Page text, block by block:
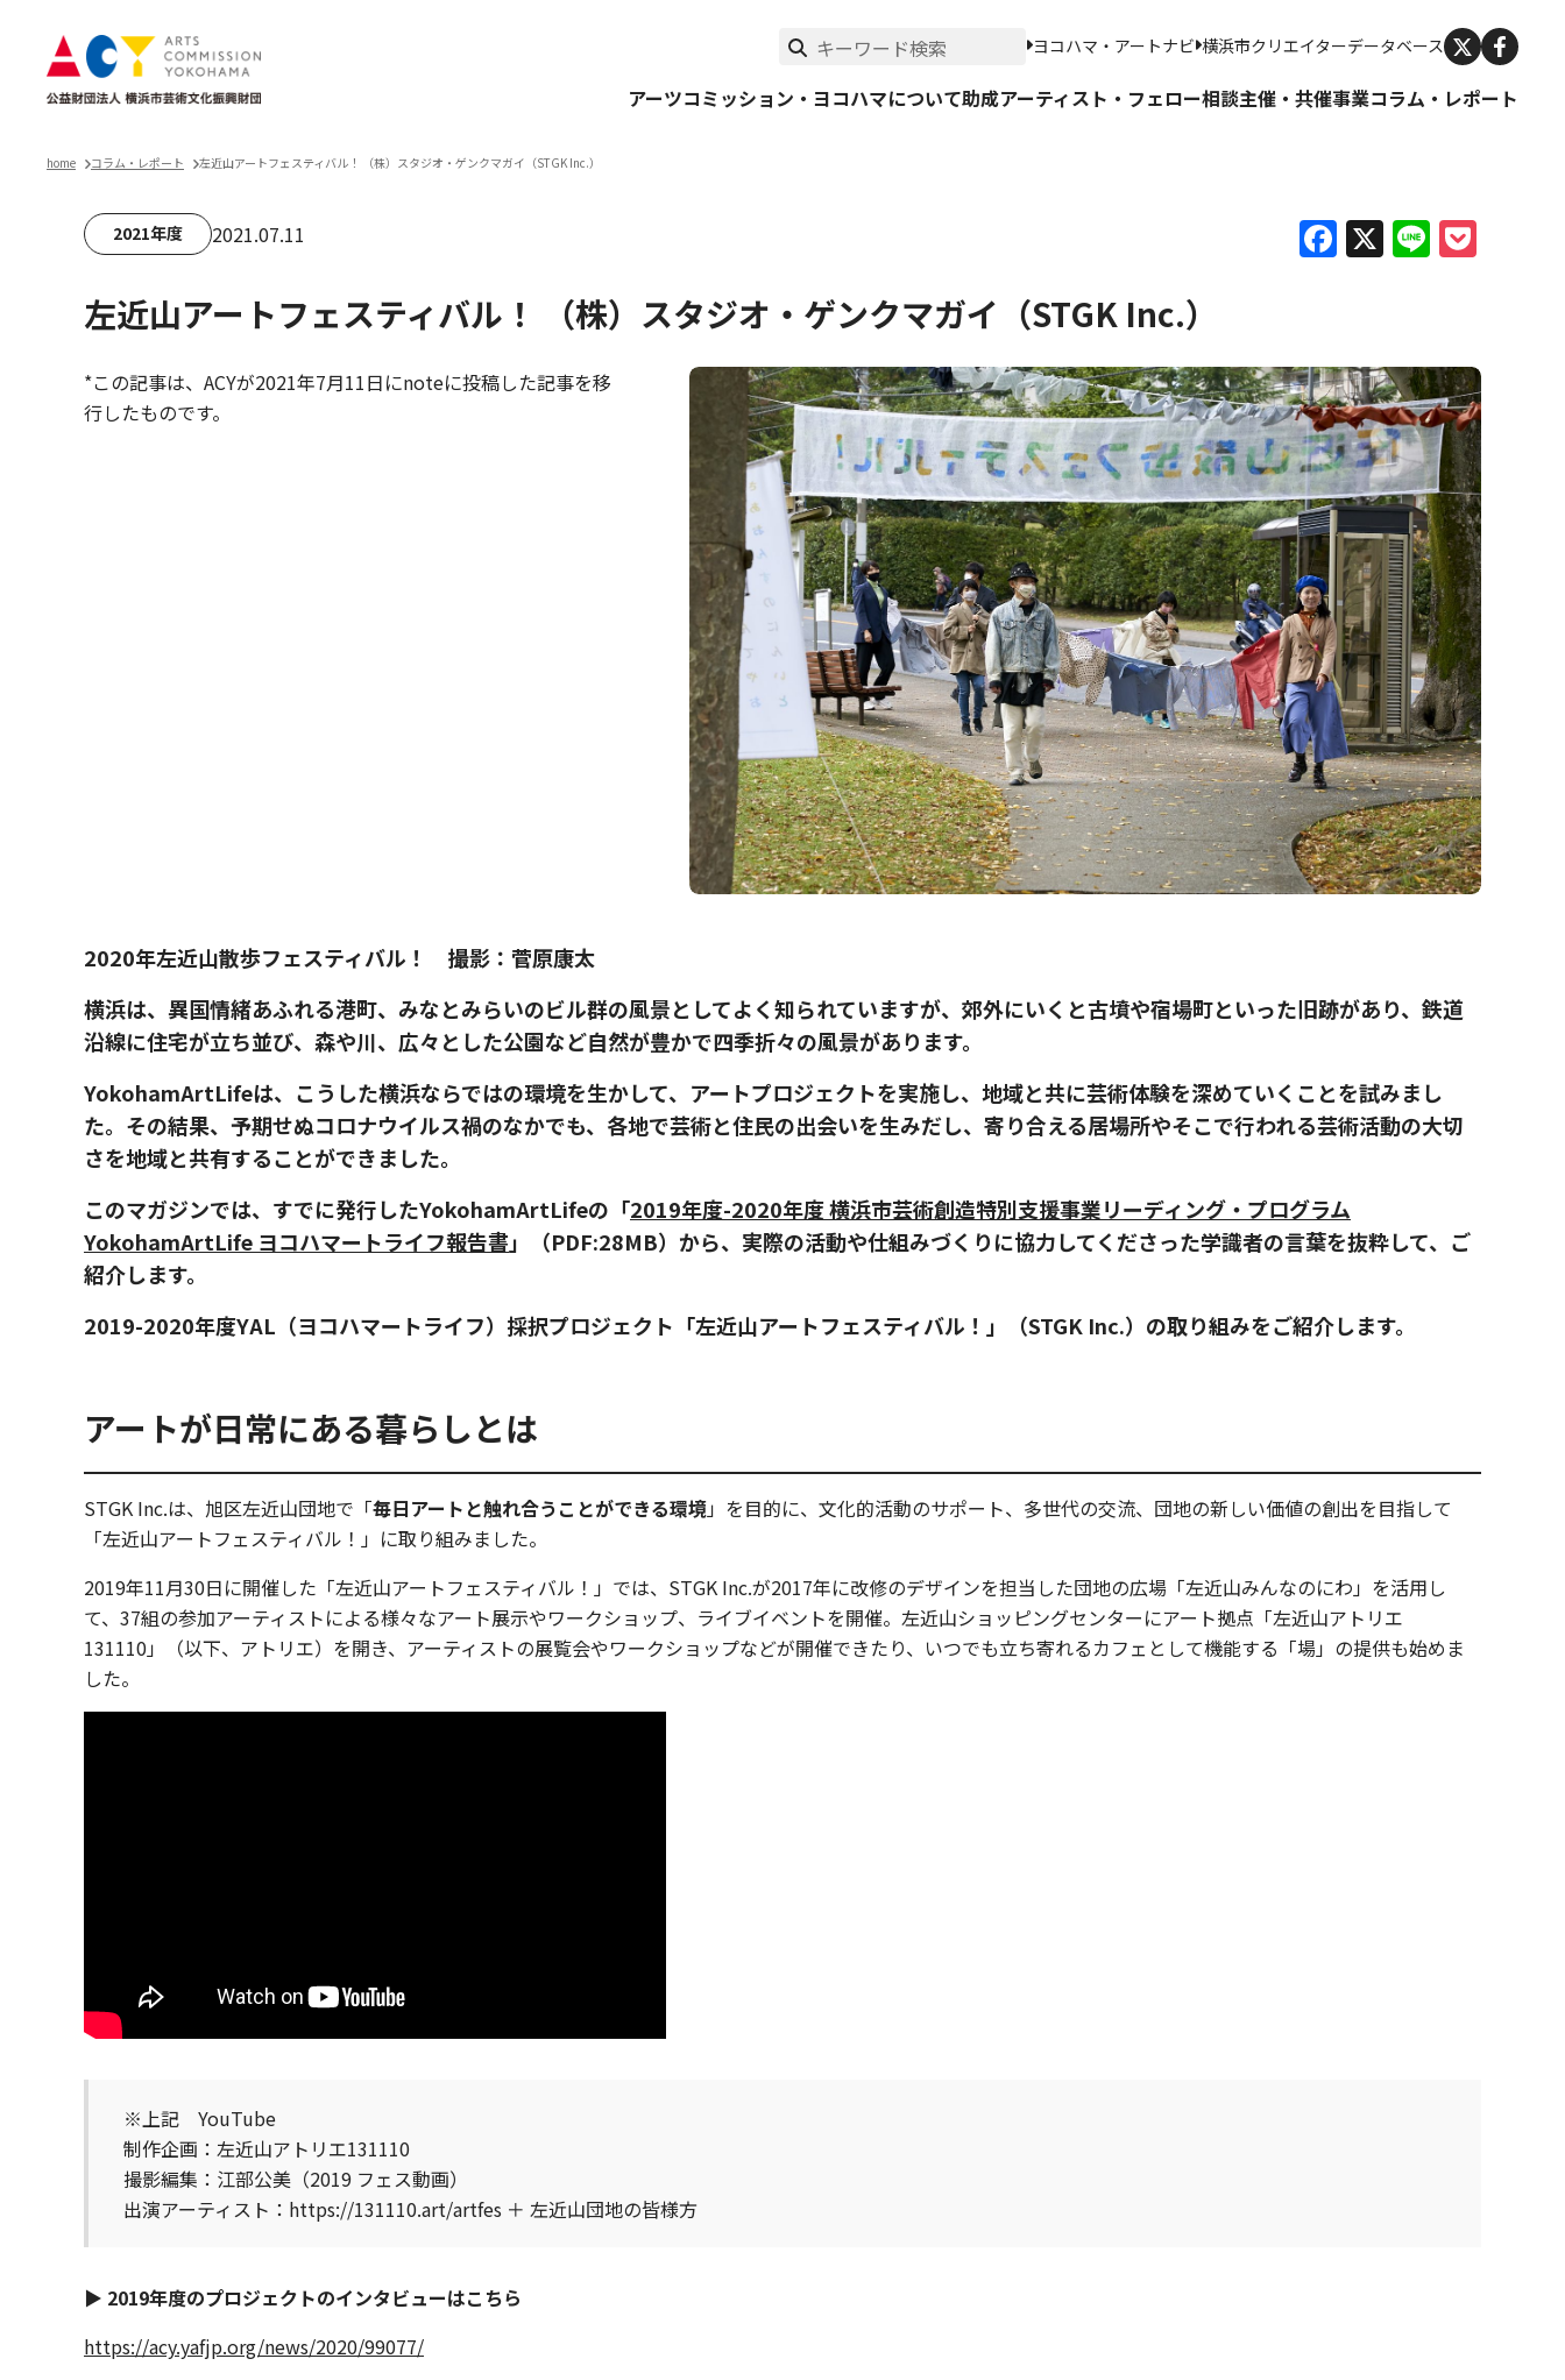
ヨコハマ・アートナビ 横浜市クリエイターデータベース
アーツコミッション・ヨコハマについて助成アーティスト・フェロー相談主催・共催事業コラム・レポート
home コラム・レポート 左近山アートフェスティバル！ （株）スタジオ・ゲンクマガイ（STGK Inc.）
2021年度 2021.07.11 Facebook
X Line
左近山アートフェスティバル！ （株）スタジオ・ゲンクマガイ（STGK Inc.）
*この記事は、ACYが2021年7月11日にnoteに投稿した記事を移
行したものです。
2020年左近山散歩フェスティバル！ 撮影：菅原康太
横浜は、異国情緒あふれる港町、みなとみらいのビル群の風景としてよく知られていますが、郊外にいくと古墳や宿場町といった旧跡があり、鉄道
沿線に住宅が立ち並び、森や川、広々とした公園など自然が豊かで四季折々の風景があります。
YokohamArtLifeは、こうした横浜ならではの環境を生かして、アートプロジェクトを実施し、地域と共に芸術体験を深めていくことを試みまし
た。その結果、予期せぬコロナウイルス禍のなかでも、各地で芸術と住民の出会いを生みだし、寄り合える居場所やそこで行われる芸術活動の大切
さを地域と共有することができました。
このマガジンでは、すでに発行したYokohamArtLifeの「2019年度-2020年度 横浜市芸術創造特別支援事業リーディング・プログラム
YokohamArtLife ヨコハマートライフ報告書」（PDF:28MB）から、実際の活動や仕組みづくりに協力してくださった学識者の言葉を抜粋して、ご
紹介します。
2019-2020年度YAL（ヨコハマートライフ）採択プロジェクト「左近山アートフェスティバル！」（STGK Inc.）の取り組みをご紹介します。
アートが日常にある暮らしとは
STGK Inc.は、旭区左近山団地で「毎日アートと触れ合うことができる環境」を目的に、文化的活動のサポート、多世代の交流、団地の新しい価値の創出を目指して
「左近山アートフェスティバル！」に取り組みました。
2019年11月30日に開催した「左近山アートフェスティバル！」では、STGK Inc.が2017年に改修のデザインを担当した団地の広場「左近山みんなのにわ」を活用し
て、37組の参加アーティストによる様々なアート展示やワークショップ、ライブイベントを開催。左近山ショッピングセンターにアート拠点「左近山アトリエ
131110」（以下、アトリエ）を開き、アーティストの展覧会やワークショップなどが開催できたり、いつでも立ち寄れるカフェとして機能する「場」の提供も始めま
した。
※上記 YouTube
制作企画：左近山アトリエ131110
撮影編集：江部公美（2019 フェス動画）
出演アーティスト：https://131110.art/artfes ＋ 左近山団地の皆様方
▶ 2019年度のプロジェクトのインタビューはこちら
https://acy.yafjp.org/news/2020/99077/